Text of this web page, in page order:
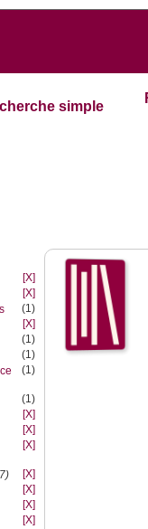
simple
[X]
[X]
(1)
[X]
(1)
(1)
(1)
(1)
[X]
[X]
[X]
[X]
[X]
[X]
[X]